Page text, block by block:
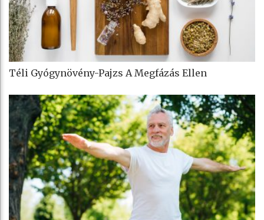
Téli Gyógynövény-Pajzs A Megfázás Ellen